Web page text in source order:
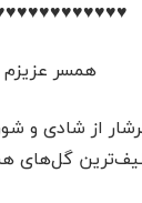
همسر عزیزم
از شادی و
گل‌های